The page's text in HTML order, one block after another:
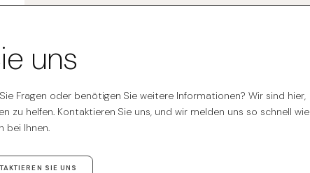
uns
Fragen oder benötigen Sie weitere Informationen? Wir sind hier,
zu helfen. Kontaktieren Sie uns, und wir melden uns so schnell wie
bei Ihnen.
SIE UNS